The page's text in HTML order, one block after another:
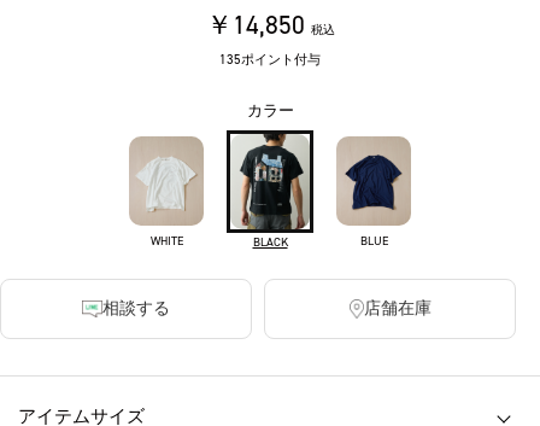
￥14,850 税込
135ポイント付与
カラー
WHITE BLACK BLUE
相談する 店舗在庫
アイテムサイズ